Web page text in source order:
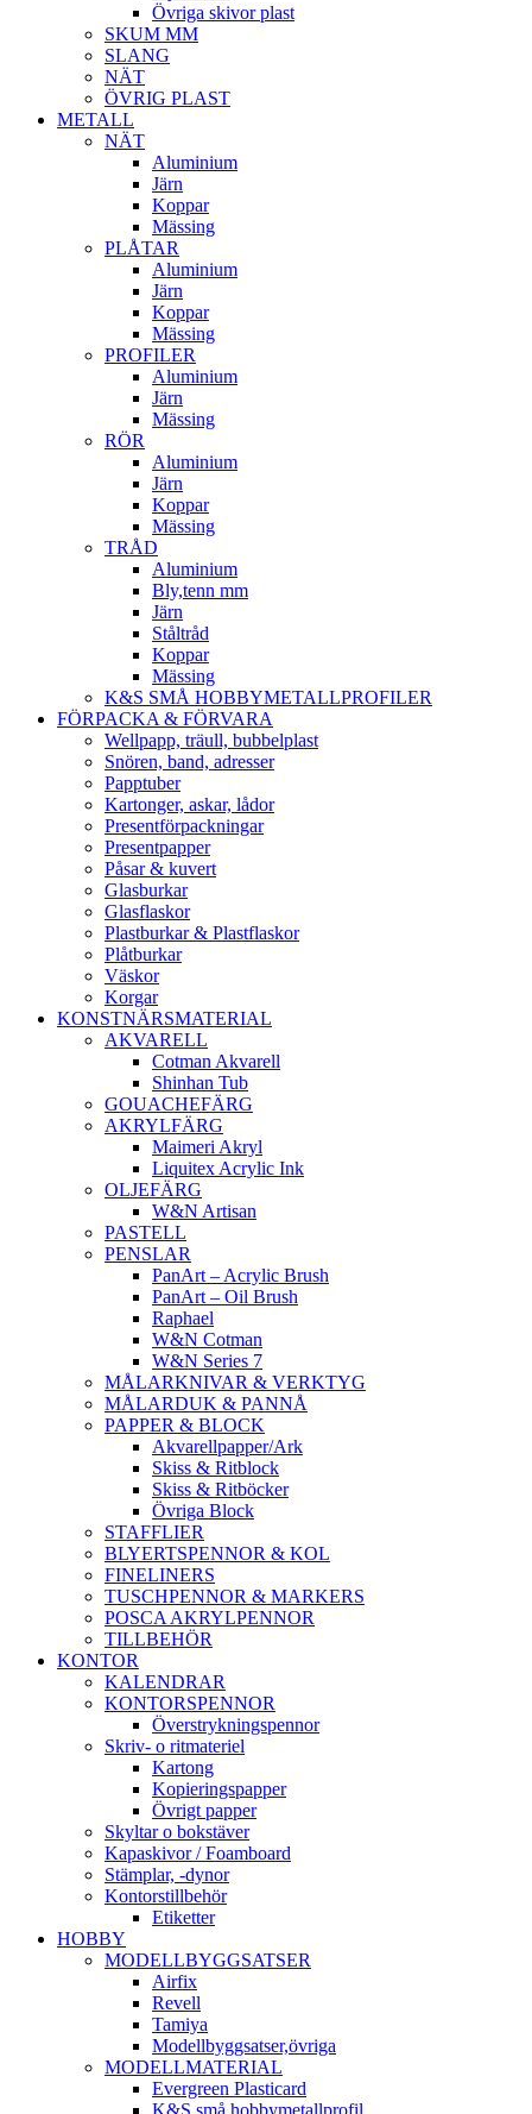
Övriga skivor plast
SKUM MM
SLANG
NÄT
ÖVRIG PLAST
METALL
NÄT
Aluminium
Järn
Koppar
Mässing
PLÅTAR
Aluminium
Järn
Koppar
Mässing
PROFILER
Aluminium
Järn
Mässing
RÖR
Aluminium
Järn
Koppar
Mässing
TRÅD
Aluminium
Bly,tenn mm
Järn
Ståltråd
Koppar
Mässing
K&S SMÅ HOBBYMETALLPROFILER
FÖRPACKA & FÖRVARA
Wellpapp, träull, bubbelplast
Snören, band, adresser
Papptuber
Kartonger, askar, lådor
Presentförpackningar
Presentpapper
Påsar & kuvert
Glasburkar
Glasflaskor
Plastburkar & Plastflaskor
Plåtburkar
Väskor
Korgar
KONSTNÄRSMATERIAL
AKVARELL
Cotman Akvarell
Shinhan Tub
GOUACHEFÄRG
AKRYLFÄRG
Maimeri Akryl
Liquitex Acrylic Ink
OLJEFÄRG
W&N Artisan
PASTELL
PENSLAR
PanArt – Acrylic Brush
PanArt – Oil Brush
Raphael
W&N Cotman
W&N Series 7
MÅLARKNIVAR & VERKTYG
MÅLARDUK & PANNÅ
PAPPER & BLOCK
Akvarellpapper/Ark
Skiss & Ritblock
Skiss & Ritböcker
Övriga Block
STAFFLIER
BLYERTSPENNOR & KOL
FINELINERS
TUSCHPENNOR & MARKERS
POSCA AKRYLPENNOR
TILLBEHÖR
KONTOR
KALENDRAR
KONTORSPENNOR
Överstrykningspennor
Skriv- o ritmateriel
Kartong
Kopieringspapper
Övrigt papper
Skyltar o bokstäver
Kapaskivor / Foamboard
Stämplar, -dynor
Kontorstillbehör
Etiketter
HOBBY
MODELLBYGGSATSER
Airfix
Revell
Tamiya
Modellbyggsatser,övriga
MODELLMATERIAL
Evergreen Plasticard
K&S små hobbymetallprofil